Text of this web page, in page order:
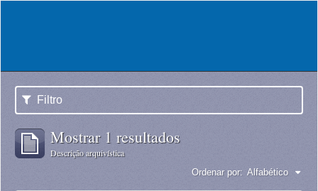
Filtro
Mostrar 1 resultados
Descrição arquivística
Ordenar por: Alfabético